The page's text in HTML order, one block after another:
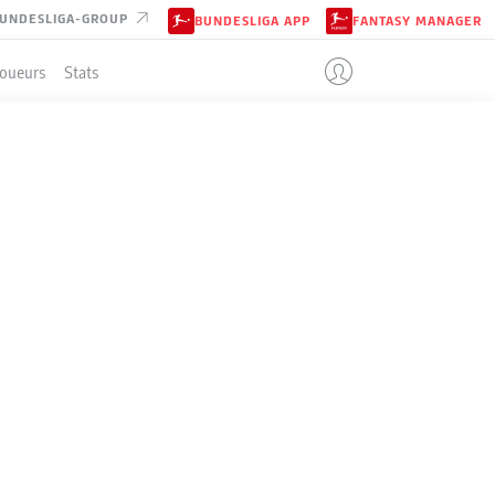
GROUP BUNDESLIGA APP FANTASY MANAGER
Stats